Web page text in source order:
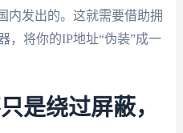
内发出的。这就需要借助拥
，将你的IP地址“伪装”成一
是绕过屏蔽，